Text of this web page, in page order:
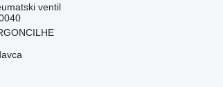
ventil